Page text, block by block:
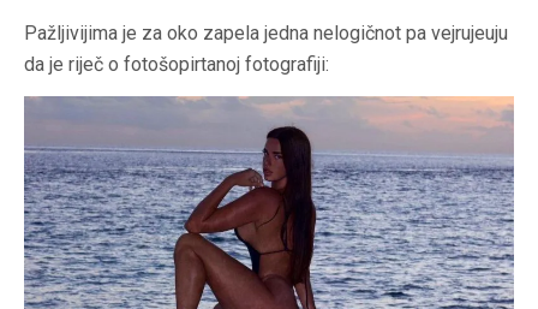
Pažljivijima je za oko zapela jedna nelogičnot pa vejrujeuju
da je riječ o fotošopirtanoj fotografiji: